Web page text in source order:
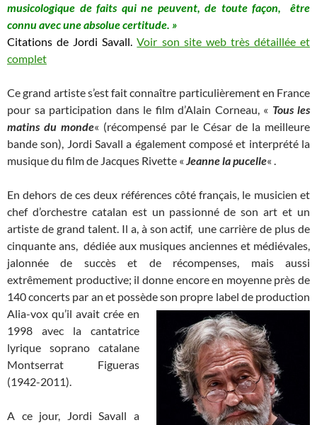
musicologique de faits qui ne peuvent, de toute façon, être
connu avec une absolue certitude. »
Citations de Jordi Savall.Voir son site web très détaillée et
complet
Ce grand artiste s’est fait connaître particulièrement en France
pour sa participation dans le film d’Alain Corneau, « Tous les
matins du monde« (récompensé par le César de la meilleure
bande son), Jordi Savall a également composé et interprété la
musique du film de Jacques Rivette « Jeanne la pucelle« .
En dehors de ces deux références côté français, le musicien et
chef d’orchestre catalan est un passionné de son art et un
artiste de grand talent. Il a, à son actif, une carrière de plus de
cinquante ans, dédiée aux musiques anciennes et médiévales,
jalonnée de succès et de récompenses, mais aussi
extrêmement productive; il donne encore en moyenne près de
140 concerts par an et possède son propre label de production
Alia-vox qu’il avait crée en
1998 avec la cantatrice
lyrique soprano catalane
Montserrat Figueras
(1942-2011).
A ce jour, Jordi Savall a